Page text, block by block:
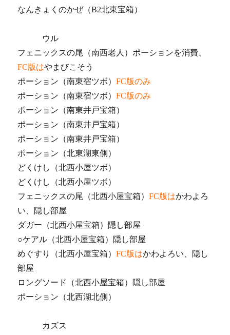
なんきょくのかぜ（B2北東宝箱）
ウル
フェニックスの尾（南西老人）ポーションを消費、
FC版はやまびこそう
ポーション（南東宿ツボ）FC版のみ
ポーション（南東宿ツボ）FC版のみ
ポーション（南東井戸宝箱）
ポーション（南東井戸宝箱）
ポーション（南東井戸宝箱）
ポーション（北東湖東側）
どくけし（北西小屋ツボ）
どくけし（北西小屋ツボ）
フェニックスの尾（北西小屋宝箱）FC版はかわよろ
い、隠し部屋
ダガー（北西小屋宝箱）隠し部屋
○ケアル（北西小屋宝箱）隠し部屋
めぐすり（北西小屋宝箱）FC版はかわよろい、隠し
部屋
ロングソード（北西小屋宝箱）隠し部屋
ポーション（北西湖北側）
カズス